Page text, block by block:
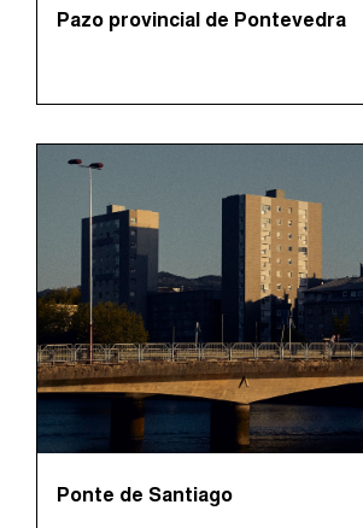
Pazo provincial de Pontevedra
Ponte de Santiago